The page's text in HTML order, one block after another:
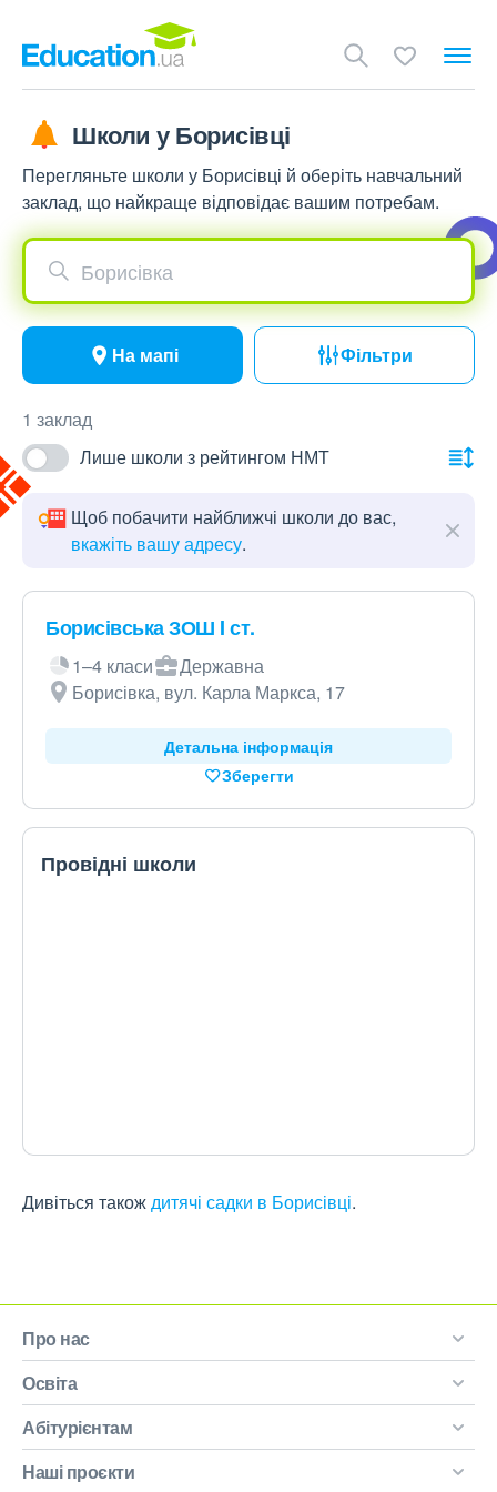
Школи у Борисівці
Перегляньте школи у Борисівці й оберіть навчальний
заклад, що найкраще відповідає вашим потребам.
Борисівка
На мапі Фільтри
1 заклад
Лише школи з рейтингом НМТ
Щоб побачити найближчі школи до вас,
вкажіть вашу адресу.
Борисівська ЗОШ I ст.
1–4 класи
Державна
Борисівка, вул. Карла Маркса, 17
Детальна інформація
Зберегти
Провідні школи
Дивіться такождитячі садки в Борисівці.
Про нас
Освіта
Абітурієнтам
Наші проєкти